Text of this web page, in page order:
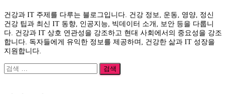
건강과 IT 주제를 다루는 블로그입니다. 건강 정보, 운동, 영양, 정신
건강 팁과 최신 IT 동향, 인공지능, 빅데이터 소개, 보안 등을 다룹니
다. 건강과 IT 상호 연관성을 강조하고 현대 사회에서의 중요성을 강조
합니다. 독자들에게 유익한 정보를 제공하며, 건강한 삶과 IT 성장을
지원합니다.
검
색: